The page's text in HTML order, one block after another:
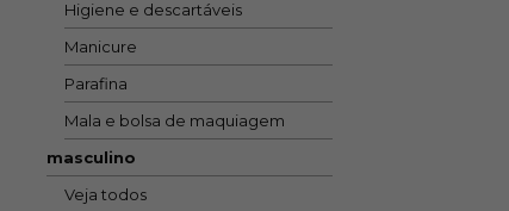
Higiene e descartáveis
Manicure
Parafina
Mala e bolsa de maquiagem
masculino
Veja todos